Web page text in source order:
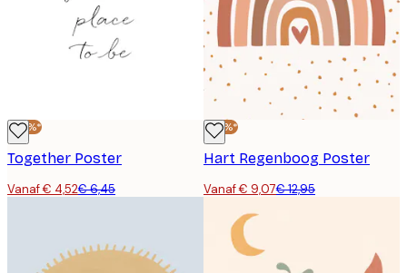
-30%*
Together Poster
Vanaf € 4,52€ 6,45
-30%*
Hart Regenboog Poster
Vanaf € 9,07€ 12,95